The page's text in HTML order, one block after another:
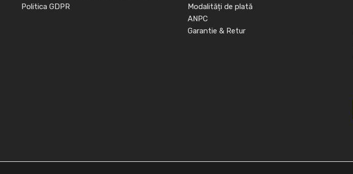
Politica GDPR
Modalități de plată
ANPC
Garantie & Retur